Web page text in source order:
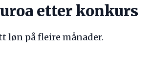
etter konkurs
løn på fleire månader.